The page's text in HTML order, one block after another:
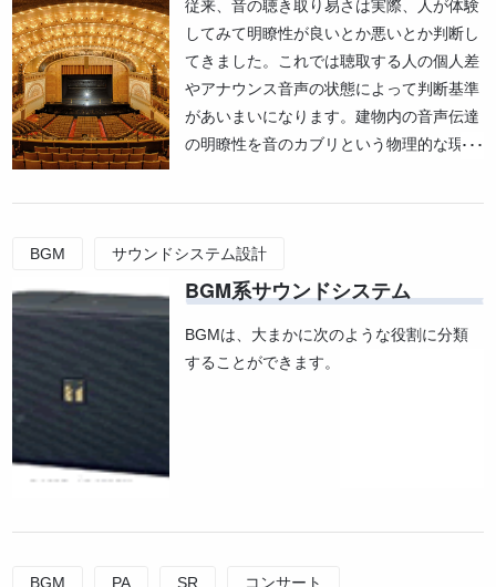
従来、音の聴き取り易さは実際、人が体験
してみて明瞭性が良いとか悪いとか判断し
てきました。これでは聴取する人の個人差
やアナウンス音声の状態によって判断基準
があいまいになります。建物内の音声伝達
の明瞭性を音のカブリという物理的な現象
がSTI(Speech Trans･･･
BGM サウンドシステム設計
スピーカーの種類と特長BGM系サウンドシステム
BGMは、大まかに次のような役割に分類
することができます。
BGM PA SR コンサート